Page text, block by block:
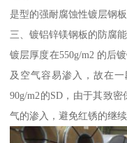
是型的强耐腐蚀性镀层钢板
三、镀铝锌镁钢板的防腐
镀层厚度在550g/m2 的后
及空气容易渗入，故在
90g/m2的SD，由于其致
气的渗入，避免红锈的继